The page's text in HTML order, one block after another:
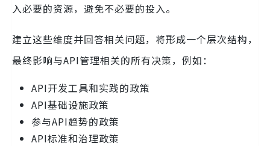
入必要的资源，避免不必要的投入。
建立这些维度并回答相关问题，将形成一个层次结构，
最终影响与API管理相关的所有决策，例如：
API开发工具和实践的政策
API基础设施政策
参与API趋势的政策
API标准和治理政策